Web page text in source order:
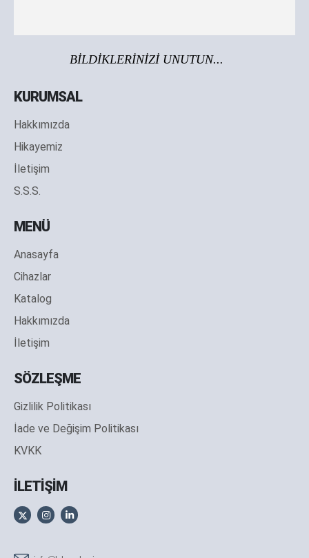
BİLDİKLERİNİZİ UNUTUN...
KURUMSAL
Hakkımızda
Hikayemiz
İletişim
S.S.S.
MENÜ
Anasayfa
Cihazlar
Katalog
Hakkımızda
İletişim
SÖZLEŞME
Gizlilik Politikası
İade ve Değişim Politikası
KVKK
İLETİŞİM